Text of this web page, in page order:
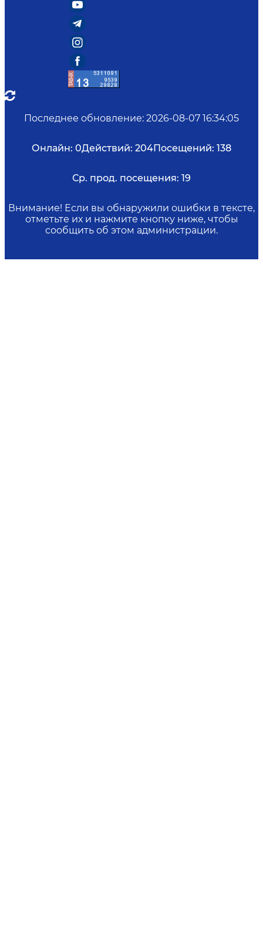
Последнее обновление: 2026-08-07 16:34:05
Онлайн: 0Действий: 204Посещений: 138
Ср. прод. посещения: 19
Внимание! Если вы обнаружили ошибки в тексте,
отметьте их и нажмите кнопку ниже, чтобы
сообщить об этом администрации.